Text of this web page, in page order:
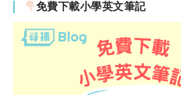
免費下載小學英文筆記